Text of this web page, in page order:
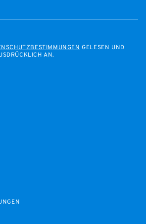
GELESEN UND
AN.